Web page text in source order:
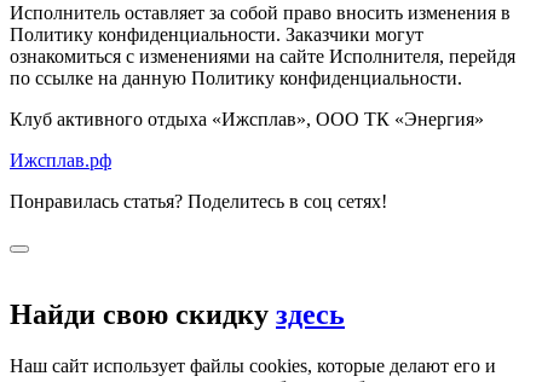
Исполнитель оставляет за собой право вносить изменения в
Политику конфиденциальности. Заказчики могут
ознакомиться с изменениями на сайте Исполнителя, перейдя
по ссылке на данную Политику конфиденциальности.
Клуб активного отдыха «Ижсплав», ООО ТК «Энергия»
Ижсплав.рф
Понравилась статья? Поделитесь в соц сетях!
Найди свою скидку здесь
Наш сайт использует файлы cookies, которые делают его и